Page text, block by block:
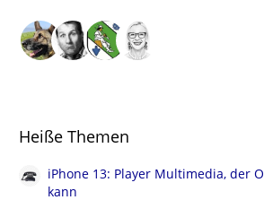
Heiße Themen
iPhone 13: Player Multimedia, der
kann